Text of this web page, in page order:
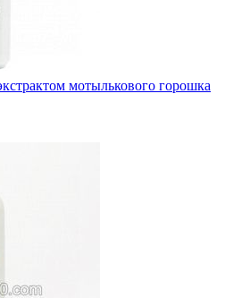
мотылькового горошка